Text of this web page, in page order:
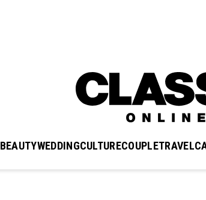
BEAUTYWEDDINGCULTURECOUPLETRAVEL